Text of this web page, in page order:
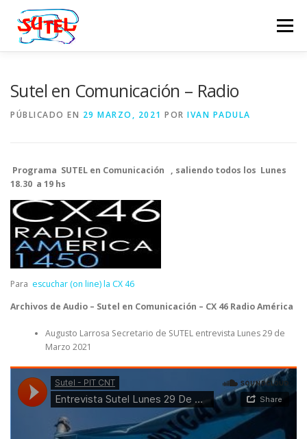
contenido
Menú
Sutel en Comunicación – Radio
PÚBLICADO EN 29 MARZO, 2021 POR IVAN PADULA
Programa SUTEL en Comunicación , saliendo todos los Lunes
18.30 a 19 hs
Para escuchar (on line) la CX 46
Archivos de Audio – Sutel en Comunicación – CX 46 RadioAmérica
Augusto Larrosa Secretario de SUTEL entrevista Lunes 29 de
Marzo 2021